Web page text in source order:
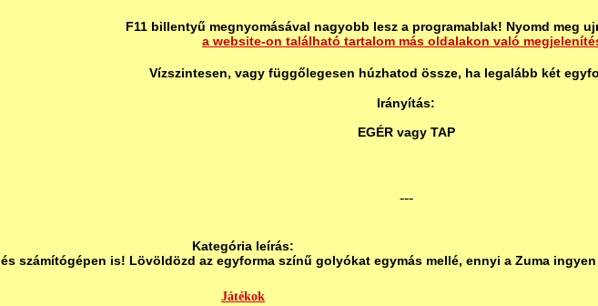
F11 billentyű megnyomásával nagyobb lesz a programablak! Nyomd meg
a website-on található tartalom más oldalakon való
Vízszintesen, vagy függőlegesen húzhatod össze, ha legalább két
Irányítás:
EGÉR vagy TAP
---
Kategória leírás:
számítógépen is! Lövöldözd az egyforma színű golyókat egymás mellé, ennyi a Zuma
Játékok